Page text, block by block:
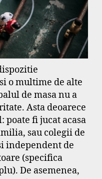
o multime de alte
de masa nu a
Asta deoarece
poate fi jucat acasa
sau colegii de
independent de
(specifica
De asemenea,